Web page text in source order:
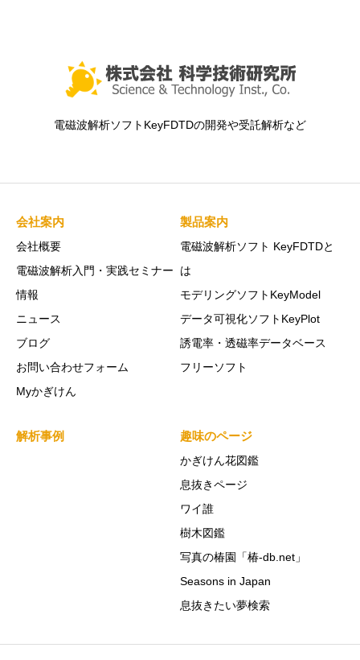
電磁波解析ソフトKeyFDTDの開発や受託解析など
会社案内
会社概要
電磁波解析入門・実践セミナー
情報
ニュース
ブログ
お問い合わせフォーム
Myかぎけん
製品案内
電磁波解析ソフト KeyFDTDと
は
モデリングソフトKeyModel
データ可視化ソフトKeyPlot
誘電率・透磁率データベース
フリーソフト
解析事例 趣味のページ
かぎけん花図鑑
息抜きページ
ワイ誰
樹木図鑑
写真の椿園「椿-db.net」
Seasons in Japan
息抜きたい夢検索